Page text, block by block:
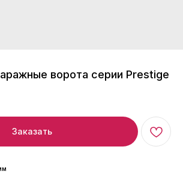
ворота серии Prestige
Заказать